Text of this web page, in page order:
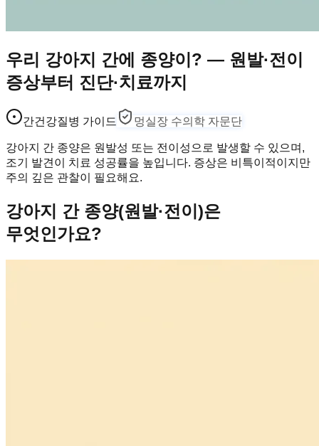
우리 강아지 간에 종양이? — 원발·전이
증상부터 진단·치료까지
간건강질병 가이드 멍실장 수의학 자문단
강아지 간 종양은 원발성 또는 전이성으로 발생할 수 있으며,
조기 발견이 치료 성공률을 높입니다. 증상은 비특이적이지만
주의 깊은 관찰이 필요해요.
강아지 간 종양(원발·전이)은
무엇인가요?